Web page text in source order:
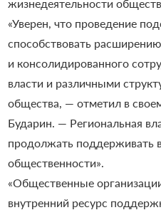
жизнедеятельности
«Уверен, что проведение
способствовать
и консолидированного
власти и различными
общества, — отметил в
Бударин. — Региональная
продолжать поддерживать
общественности».
«Общественные
внутренний ресурс